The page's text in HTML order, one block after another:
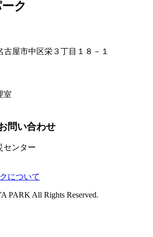
古屋市中区栄３丁目１８－１
室
問い合わせ
センター
について
PARK All Rights Reserved.